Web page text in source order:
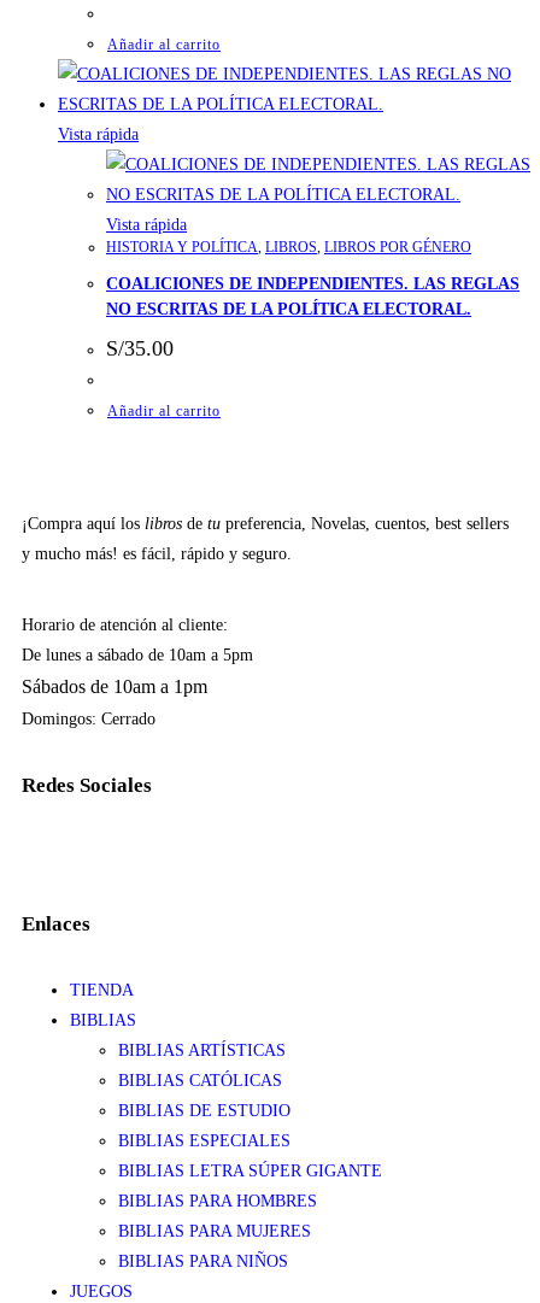
Añadir al carrito
Vista rápida
Vista rápida
HISTORIA Y POLÍTICA, LIBROS, LIBROS POR GÉNERO
COALICIONES DE INDEPENDIENTES. LAS REGLAS
NO ESCRITAS DE LA POLÍTICA ELECTORAL.
S/35.00
Añadir al carrito
¡Compra aquí los libros de tu preferencia, Novelas, cuentos, best sellers
y mucho más! es fácil, rápido y seguro.
Horario de atención al cliente:
De lunes a sábado de 10am a 5pm
Sábados de 10am a 1pm
Domingos: Cerrado
Redes Sociales
Enlaces
TIENDA
BIBLIAS
BIBLIAS ARTÍSTICAS
BIBLIAS CATÓLICAS
BIBLIAS DE ESTUDIO
BIBLIAS ESPECIALES
BIBLIAS LETRA SÚPER GIGANTE
BIBLIAS PARA HOMBRES
BIBLIAS PARA MUJERES
BIBLIAS PARA NIÑOS
JUEGOS